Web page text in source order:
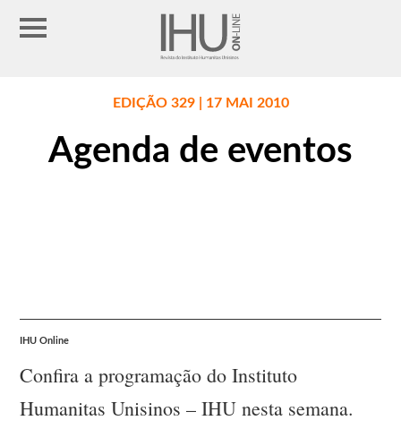
EDIÇÃO 329 | 17 MAI 2010
Agenda de eventos
IHU Online
Confira a programação do Instituto
Humanitas Unisinos – IHU nesta semana.